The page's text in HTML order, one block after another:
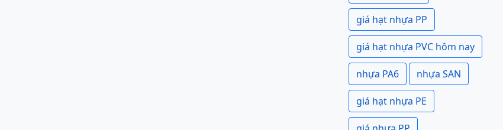
giá hạt nhựa PP
giá hạt nhựa PVC hôm nay
nhựa PA6 nhựa SAN
giá hạt nhựa PE